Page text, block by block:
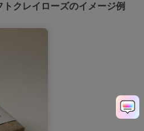
クレイローズのイメージ例